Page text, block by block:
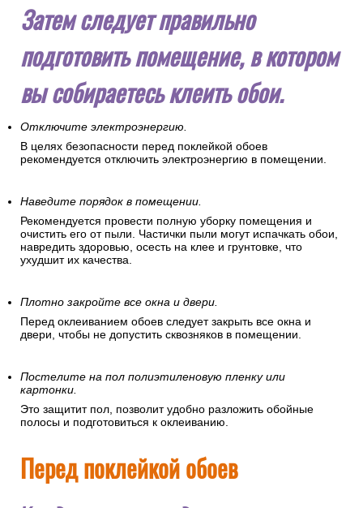
Затем следует правильно
подготовить помещение, в котором
вы собираетесь клеить обои.
Отключите электроэнергию.
В целях безопасности перед поклейкой обоев
рекомендуется отключить электроэнергию в помещении.
Наведите порядок в помещении.
Рекомендуется провести полную уборку помещения и
очистить его от пыли. Частички пыли могут испачкать обои,
навредить здоровью, осесть на клее и грунтовке, что
ухудшит их качества.
Плотно закройте все окна и двери.
Перед оклеиванием обоев следует закрыть все окна и
двери, чтобы не допустить сквозняков в помещении.
Постелите на пол полиэтиленовую пленку или
картонки.
Это защитит пол, позволит удобно разложить обойные
полосы и подготовиться к оклеиванию.
Перед поклейкой обоев